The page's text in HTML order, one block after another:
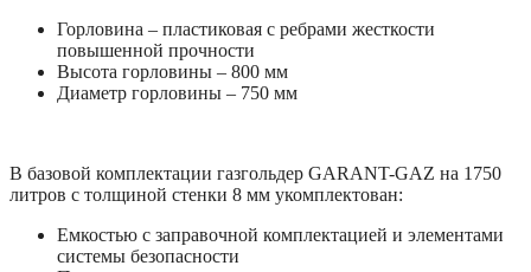
Горловина – пластиковая с ребрами жесткости
повышенной прочности
Высота горловины – 800 мм
Диаметр горловины – 750 мм
В базовой комплектации газгольдер GARANT-GAZ на 1750
литров с толщиной стенки 8 мм укомплектован:
Емкостью с заправочной комплектацией и элементами
системы безопасности